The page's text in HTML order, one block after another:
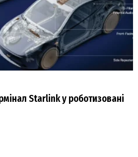
Starlink у роботизовані